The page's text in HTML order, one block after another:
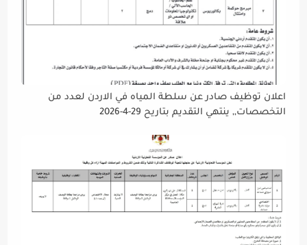
اعلان توظيف صادر عن سلطة المياه في الاردن لعدد من
التخصصات,, ينتهي التقديم بتاريح 29-4-2026